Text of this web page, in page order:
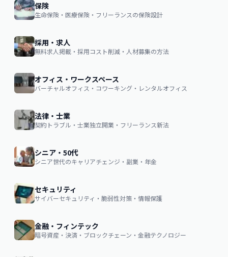
保険
生命保険・医療保険・フリーランスの保険設計
採用・求人
無料求人掲載・採用コスト削減・人材募集の方法
オフィス・ワークスペース
バーチャルオフィス・コワーキング・レンタルオフィス
法律・士業
契約トラブル・士業独立開業・フリーランス新法
シニア・50代
シニア世代のキャリアチェンジ・副業・年金
セキュリティ
サイバーセキュリティ・脆弱性対策・情報保護
金融・フィンテック
暗号資産・決済・ブロックチェーン・金融テクノロジー